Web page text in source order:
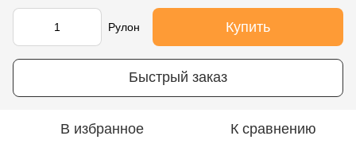
Рулон Купить
Быстрый заказ
В избранное К сравнению